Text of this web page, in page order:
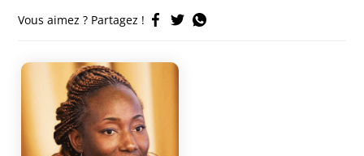
Vous aimez ? Partagez !